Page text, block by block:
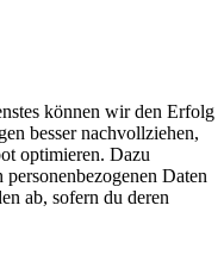
können wir den Erfolg
besser nachvollziehen,
optimieren. Dazu
Daten
ab, sofern du deren